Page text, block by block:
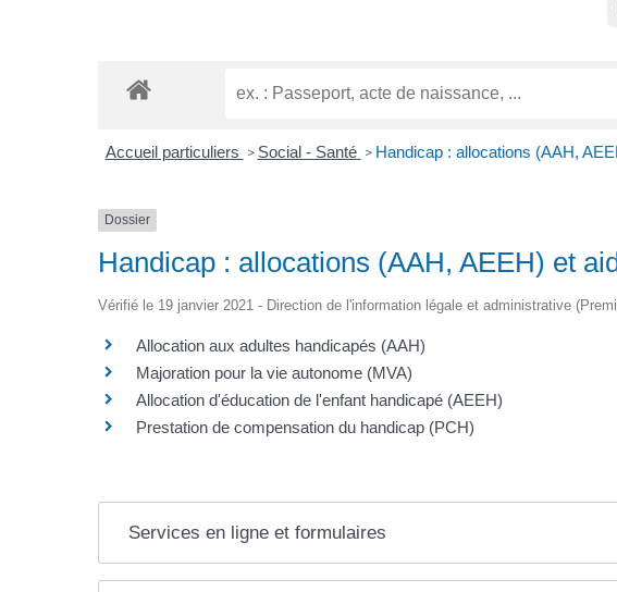
Accueil particuliers > Social - Santé > Handicap : allocations (AAH,
Dossier
Handicap : allocations (AAH, AEEH) et
Vérifié le 19 janvier 2021 - Direction de l'information légale et administrative
Allocation aux adultes handicapés (AAH)
Majoration pour la vie autonome (MVA)
Allocation d'éducation de l'enfant handicapé (AEEH)
Prestation de compensation du handicap (PCH)
Services en ligne et formulaires